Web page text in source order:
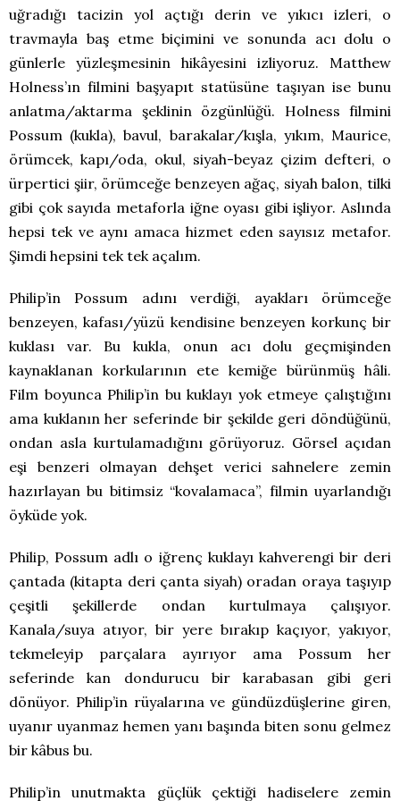
uğradığı tacizin yol açtığı derin ve yıkıcı izleri, o
travmayla baş etme biçimini ve sonunda acı dolu o
günlerle yüzleşmesinin hikâyesini izliyoruz. Matthew
Holness’ın filmini başyapıt statüsüne taşıyan ise bunu
anlatma/aktarma şeklinin özgünlüğü. Holness filmini
Possum (kukla), bavul, barakalar/kışla, yıkım, Maurice,
örümcek, kapı/oda, okul, siyah-beyaz çizim defteri, o
ürpertici şiir, örümceğe benzeyen ağaç, siyah balon, tilki
gibi çok sayıda metaforla iğne oyası gibi işliyor. Aslında
hepsi tek ve aynı amaca hizmet eden sayısız metafor.
Şimdi hepsini tek tek açalım.
Philip’in Possum adını verdiği, ayakları örümceğe
benzeyen, kafası/yüzü kendisine benzeyen korkunç bir
kuklası var. Bu kukla, onun acı dolu geçmişinden
kaynaklanan korkularının ete kemiğe bürünmüş hâli.
Film boyunca Philip’in bu kuklayı yok etmeye çalıştığını
ama kuklanın her seferinde bir şekilde geri döndüğünü,
ondan asla kurtulamadığını görüyoruz. Görsel açıdan
eşi benzeri olmayan dehşet verici sahnelere zemin
hazırlayan bu bitimsiz “kovalamaca”, filmin uyarlandığı
öyküde yok.
Philip, Possum adlı o iğrenç kuklayı kahverengi bir deri
çantada (kitapta deri çanta siyah) oradan oraya taşıyıp
çeşitli şekillerde ondan kurtulmaya çalışıyor.
Kanala/suya atıyor, bir yere bırakıp kaçıyor, yakıyor,
tekmeleyip parçalara ayırıyor ama Possum her
seferinde kan dondurucu bir karabasan gibi geri
dönüyor. Philip’in rüyalarına ve gündüzdüşlerine giren,
uyanır uyanmaz hemen yanı başında biten sonu gelmez
bir kâbus bu.
Philip’in unutmakta güçlük çektiği hadiselere zemin